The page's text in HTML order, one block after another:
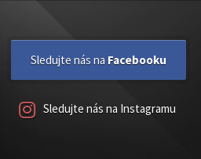
Sledujte nás na Facebooku
Sledujte nás na Instagramu